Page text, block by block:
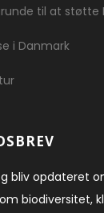
til at støtte
i Danmark
bliv opdateret
biodiversitet,